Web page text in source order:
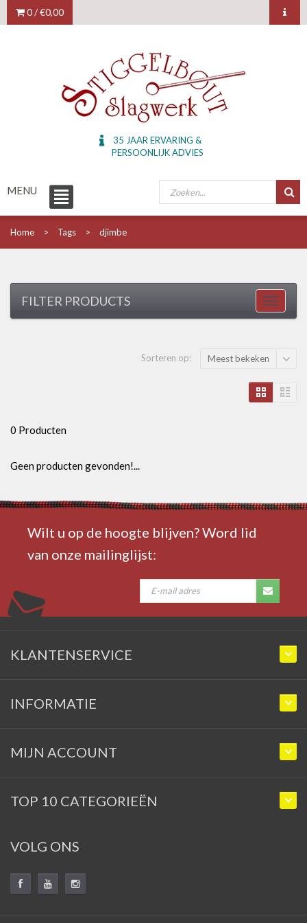
0 /€0,00
35 JAAR ERVARING &
PERSOONLIJK ADVIES
MENU
Home Tags djimbe
FILTER PRODUCTS
Sorteren op: Meest bekeken
0 Producten
Geen producten gevonden!...
Wilt u op de hoogte blijven? Word lid
van onze mailinglijst:
KLANTENSERVICE
INFORMATIE
MIJN ACCOUNT
TOP 10 CATEGORIEËN
VOLG ONS